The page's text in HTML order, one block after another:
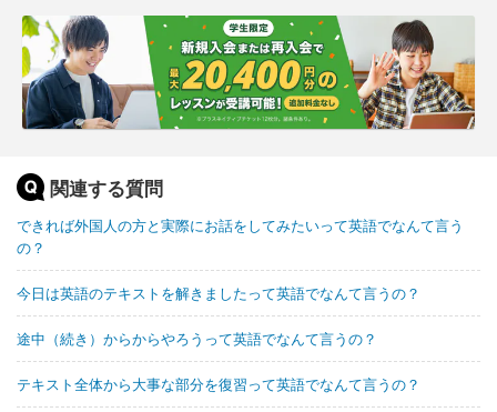
関連する質問
できれば外国人の方と実際にお話をしてみたいって英語でなんて言う
の？
今日は英語のテキストを解きましたって英語でなんて言うの？
途中（続き）からからやろうって英語でなんて言うの？
テキスト全体から大事な部分を復習って英語でなんて言うの？